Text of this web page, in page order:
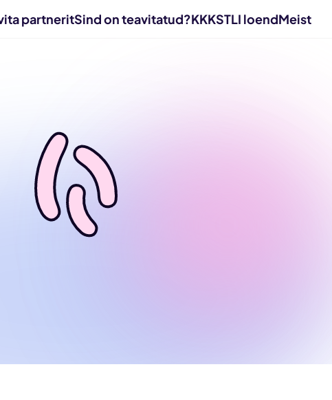
partneritSind on teavitatud?KKKSTLI loendMeist